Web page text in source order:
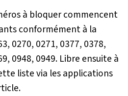
à bloquer commencent
conformément à la
0270, 0271, 0377, 0378,
0948, 0949. Libre ensuite à
liste via les applications